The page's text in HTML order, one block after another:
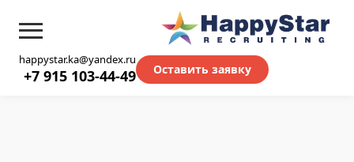
happystar.ka@yandex.ru
+7 915 103-44-49 Оставить заявку